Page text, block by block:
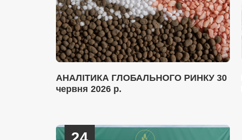
АНАЛІТИКА ГЛОБАЛЬНОГО РИНКУ 30
червня 2026 р.